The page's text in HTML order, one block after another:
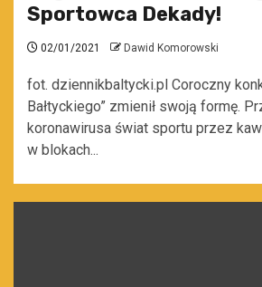
Sportowca Dekady!
02/01/2021 Dawid Komorowski
fot. dziennikbaltycki.pl Coroczny
Bałtyckiego” zmienił swoją formę.
koronawirusa świat sportu przez
w blokach...